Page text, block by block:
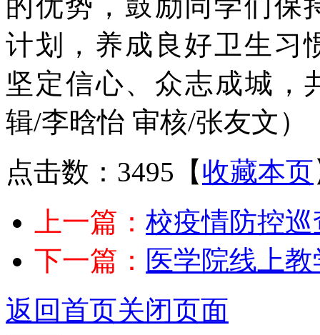
计划，养成良好卫生习
坚定信心、众志成城，
辑/李晗怡 审核/张友文）
点击数：3495 【收藏本页
上一篇： 校疫情防控
下一篇： 医学院线上
返回首页关闭页面